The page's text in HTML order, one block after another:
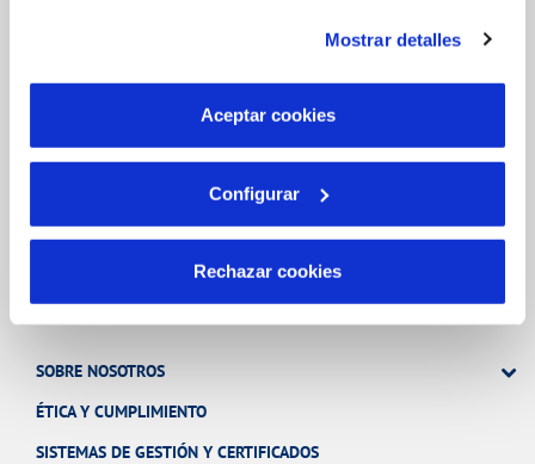
son indispensables para que el sitio web funcione y que
por tanto no se pueden desactivar. Puedes consultar
más información en nuestraPolítica de Cookies
Mostrar detalles
Aceptar cookies
Configurar
Rechazar cookies
RED URBANA DE RIEGO
MANTENIMIENTO DE FUENTES PROPIAS
SOBRE NOSOTROS
ÉTICA Y CUMPLIMIENTO
SISTEMAS DE GESTIÓN Y CERTIFICADOS